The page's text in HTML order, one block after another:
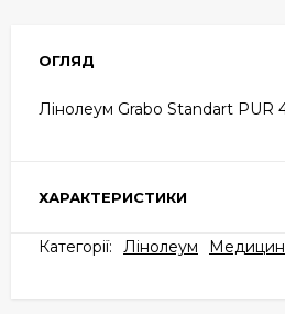
ОГЛЯД
Лінолеум Grabo Standart PUR
ХАРАКТЕРИСТИКИ
Категорії: Лінолеум